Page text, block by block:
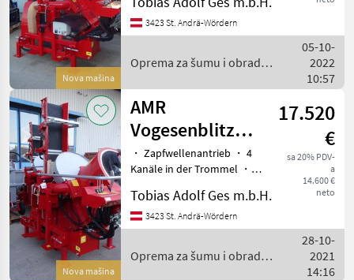
Nova mašina
Teleskop-Förderband
geteilte Segmente, Länge
5m, Bandbreite ca. 35cm ・
3423 St. Andrä-Wördern
Oprema za šumu i obradu
05-10-
2022
10:57
Nova mašina
AMR
Vogesenblitz
Quatromat
SAT4-700P-THO
17.520
€
sa 20% PDV-
a
14.600 €
neto
・ Zapfwellenantrieb ・ 4
Kanäle in der Trommel ・
Förderband, schwenkbar,
geteilte Segmente, Länge:
5m, Bandbreite: ca. 35cm ・
Tobias Adolf Ges m.b.H.
3423 St. Andrä-Wördern
Oprema za šumu i obradu
28-10-
2021
14:16